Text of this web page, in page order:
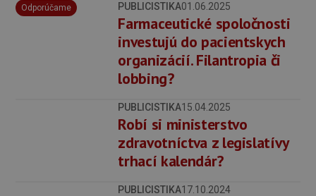
Odporúčame PUBLICISTIKA01.06.2025
Farmaceutické spoločnosti
investujú do pacientskych
organizácií. Filantropia či
lobbing?
PUBLICISTIKA15.04.2025
Robí si ministerstvo
zdravotníctva z legislatívy
trhací kalendár?
PUBLICISTIKA17.10.2024